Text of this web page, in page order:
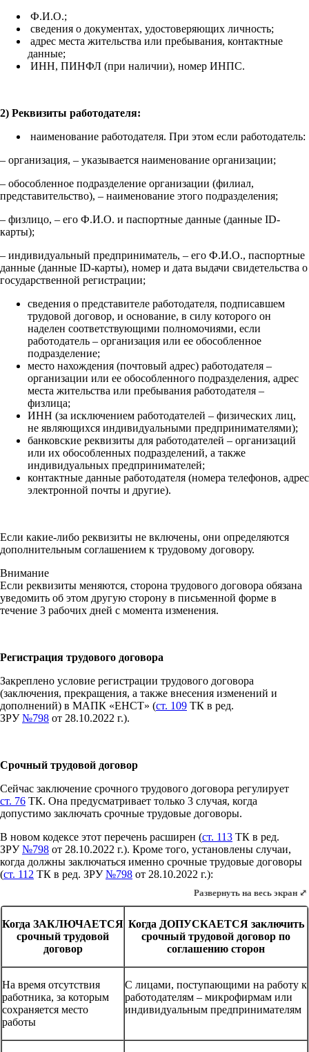
Ф.И.О.;
сведения о документах, удостоверяющих личность;
адрес места жительства или пребывания, контактные
данные;
ИНН, ПИНФЛ (при наличии), номер ИНПС.
2) Реквизиты работодателя:
наименование работодателя. При этом если работодатель:
– организация, – указывается наименование организации;
– обособленное подразделение организации (филиал,
представительство), – наименование этого подразделения;
– физлицо, – его Ф.И.О. и паспортные данные (данные ID-
карты);
– индивидуальный предприниматель, – его Ф.И.О., паспортные
данные (данные ID-карты), номер и дата выдачи свидетельства о
государственной регистрации;
сведения о представителе работодателя, подписавшем
трудовой договор, и основание, в силу которого он
наделен соответствующими полномочиями, если
работодатель – организация или ее обособленное
подразделение;
место нахождения (почтовый адрес) работодателя –
организации или ее обособленного подразделения, адрес
места жительства или пребывания работодателя –
физлица;
ИНН (за исключением работодателей – физических лиц,
не являющихся индивидуальными предпринимателями);
банковские реквизиты для работодателей – организаций
или их обособленных подразделений, а также
индивидуальных предпринимателей;
контактные данные работодателя (номера телефонов, адрес
электронной почты и другие).
Если какие-либо реквизиты не включены, они определяются
дополнительным соглашением к трудовому договору.
Внимание
Если реквизиты меняются, сторона трудового договора обязана
уведомить об этом другую сторону в письменной форме в
течение 3 рабочих дней с момента изменения.
Регистрация трудового договора
Закреплено условие регистрации трудового договора
(заключения, прекращения, а также внесения изменений и
дополнений) в МАПК «ЕНСТ» (ст. 109 ТК в ред.
ЗРУ№798 от 28.10.2022 г.).
Срочный трудовой договор
Сейчас заключение срочного трудового договора регулирует
ст. 76 ТК. Она предусматривает только 3 случая, когда
допустимо заключать срочные трудовые договоры.
В новом кодексе этот перечень расширен (ст. 113 ТК в ред.
ЗРУ№798 от 28.10.2022 г.). Кроме того, установлены случаи,
когда должны заключаться именно срочные трудовые договоры
(ст. 112 ТК в ред. ЗРУ№798 от 28.10.2022 г.):
Когда ЗАКЛЮЧАЕТСЯ
срочный трудовой
договор
Когда ДОПУСКАЕТСЯ заключить
срочный трудовой договор по
соглашению сторон
На время отсутствия
работника, за которым
сохраняется место
работы
С лицами, поступающими на работу к
работодателям – микрофирмам или
индивидуальным предпринимателям
Развернуть на весь экран ⤢